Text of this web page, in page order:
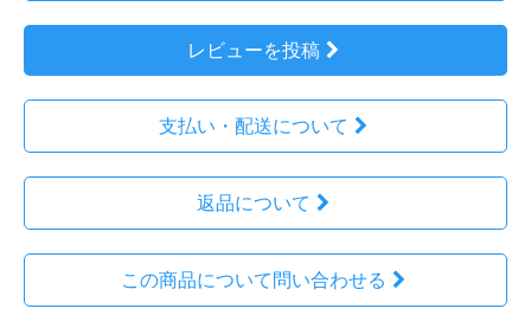
レビューを投稿
支払い・配送について
返品について
この商品について問い合わせる